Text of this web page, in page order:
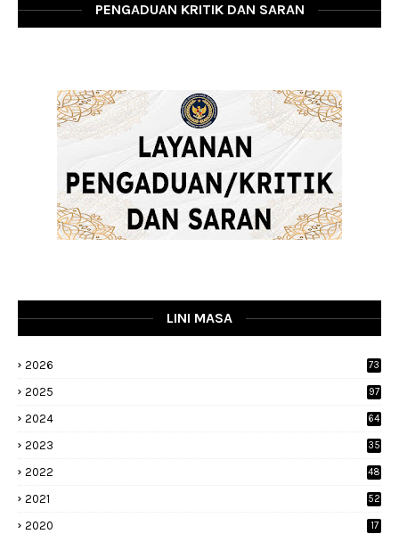
PENGADUAN KRITIK DAN SARAN
LINI MASA
2026 73
2025 97
2024 64
2023
35
2022
48
2021 52
2020 17